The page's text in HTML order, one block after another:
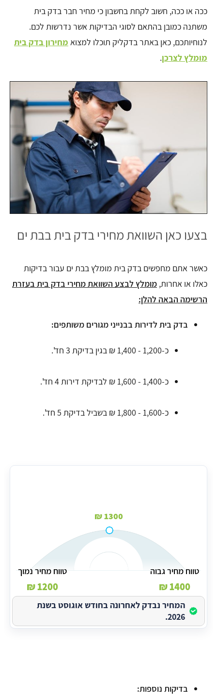
ככה או ככה, חשוב לקחת בחשבון כי מחיר חבר בדק בית
משתנה כמובן בהתאם לסוגי הבדיקות אשר נדרשות לכם.
לנוחיותכם, כאן באתר בדקליק תוכלו למצוא מחירון בדק בית
מומלץ לצרכן.
בצעו כאן השוואת מחירי בדק בית בבת ים
כאשר אתם מחפשים בדק בית מומלץ בבת ים עבור בדיקות
כאלו או אחרות, מומלץ לבצע השוואת מחירי בדק בית בעזרת
הרשימה הבאה להלן:
בדק בית לדירות בבנייני מגורים משותפים:
כ-1,200 - 1,400 ₪ בגין בדיקת 3 חד'.
כ-1,400 - 1,600 ₪ לבדיקת דירות 4 חד'.
כ-1,600 - 1,800 ₪ בשביל בדיקת 5 חד'.
1300 ₪
טווח מחיר גבוה
1400 ₪
טווח מחיר נמוך
1200 ₪
המחיר נבדק לאחרונה בחודש אוגוסט בשנת
2026.
בדיקות נוספות: